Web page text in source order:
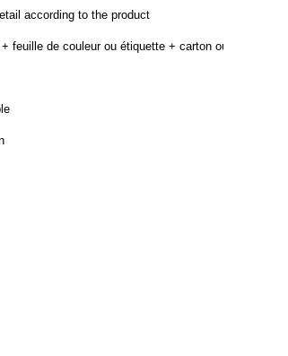
according to the product
feuille de couleur ou étiquette + carton ou